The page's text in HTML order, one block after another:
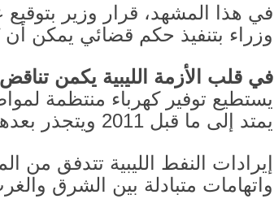
في هذا المشهد، قرار وزير
وزراء بتنفيذ حكم قضائي يمكن أن
في قلب الأزمة الليبية يكمن
يستطيع توفير كهرباء منتظمة
يمتد إلى ما قبل 2011 ويتجذر
إيرادات النفط الليبية تتدفق من
واتهامات متبادلة بين الشرق